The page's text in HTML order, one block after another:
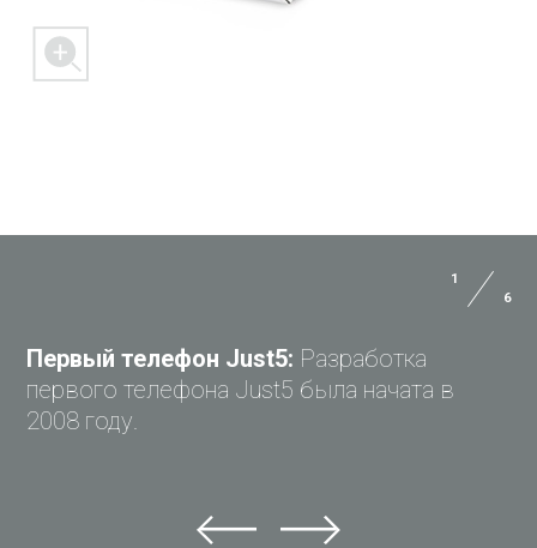
Не можете найти ответ?
1
6
Первый телефон Just5: Разработка
первого телефона Just5 была начата в
2008 году.